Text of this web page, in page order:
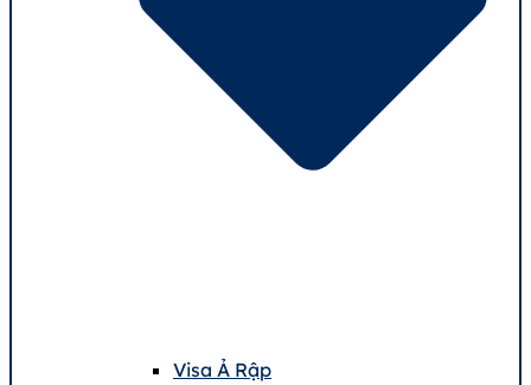
Visa Ả Rập